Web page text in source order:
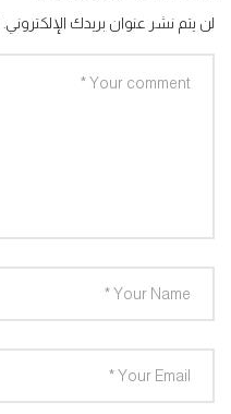
لن يتم نشر عنوان بريدك الإلكتروني.